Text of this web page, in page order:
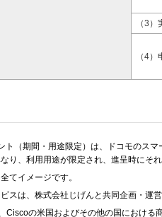
（3
（4
ト（期間・用途限定）は、ドコモのス
なり、利用用途が限定され、進呈時にそ
てイメージです。
スは、株式会社じげんと共同企画・運
Ciscoの米国およびその他の国における